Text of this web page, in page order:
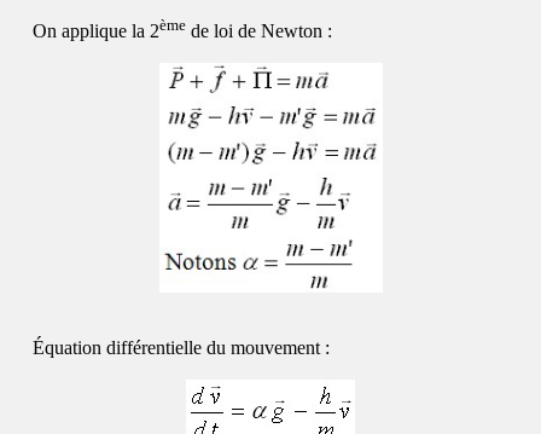
On applique la 2ème de loi de Newton :
Équation différentielle du mouvement :